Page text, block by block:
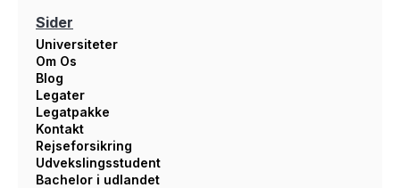
Sider
Universiteter
Om Os
Blog
Legater
Legatpakke
Kontakt
Rejseforsikring
Udvekslingsstudent
Bachelor i udlandet